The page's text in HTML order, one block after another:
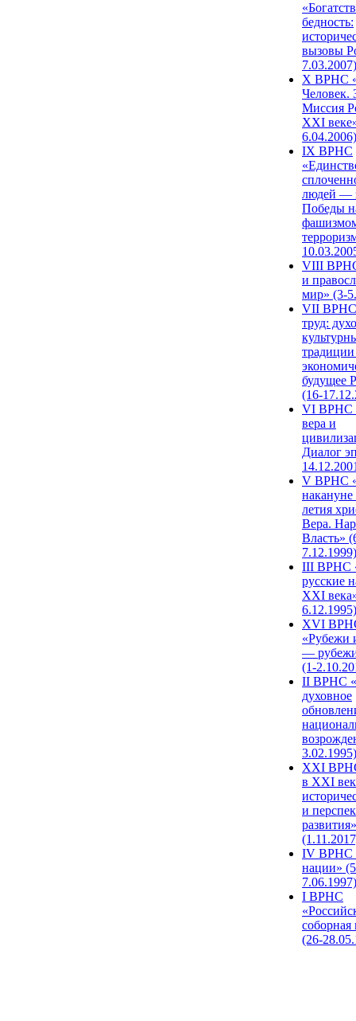
бедность:
вызовы
7.03.2007)
X ВРНС
Человек.
Миссия
XXI
6.04.2006)
IX ВРНС
людей —
Победы
VIII
и
мир» (3-
VII ВРНС
труд:
будущее
(16-
VI ВРНС
вера и
Диалог
V ВРНС
накануне
летия
Вера.
Власть»
7.12.1999)
III ВРНС
русские
XXI
6.12.1995)
XVI
«Рубежи
—
(1-
II ВРНС
духовное
3.02.1995)
XХI
в XXI
и
развития»
IV ВРНС
нации»
7.06.1997)
I ВРНС
(26-